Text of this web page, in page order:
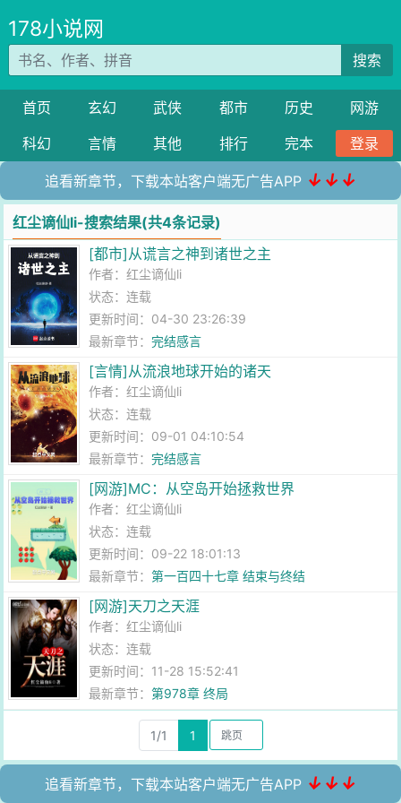
178小说网
搜索
首页 玄幻 武侠 都市 历史
网游
科幻
言情 其他 排行 完本 登录
追看新章节，下载本站客户端无广告APP ↓↓↓
红尘谪仙li-搜索结果(共4条记录)
[都市]从谎言之神到诸世之主
作者：红尘谪仙li
状态：连载
更新时间：04-30 23:26:39
最新章节：完结感言
[言情]从流浪地球开始的诸天
作者：红尘谪仙li
状态：连载
更新时间：09-01 04:10:54
最新章节：完结感言
[网游]MC：从空岛开始拯救世界
作者：红尘谪仙li
状态：连载
更新时间：09-22 18:01:13
最新章节：第一百四十七章 结束与终结
[网游]天刀之天涯
作者：红尘谪仙li
状态：连载
更新时间：11-28 15:52:41
最新章节：第978章 终局
1/1 1
追看新章节，下载本站客户端无广告APP ↓↓↓